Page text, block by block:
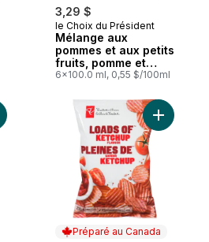
3,29 $
Préparé au Canada
le Choix du Président
Mélange aux
pommes et aux petits
fruits, pomme et
fraise
6x100.0 ml, 0,55 $/100ml
Tomates en dés au panier
Préparé au Canada